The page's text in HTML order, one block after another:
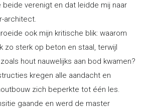
verenigt en dat leidde mij naar
architect.
ook mijn kritische blik: waarom
zo sterk op beton en staal, terwijl
hout nauwelijks aan bod kwamen?
kregen alle aandacht en
zich beperkte tot één les.
gaande en werd de master